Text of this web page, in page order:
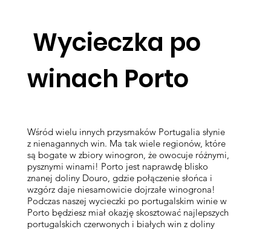
Wycieczka po
winach Porto
Wśród wielu innych przysmaków Portugalia słynie
z nienagannych win. Ma tak wiele regionów, które
są bogate w zbiory winogron, że owocuje różnymi,
pysznymi winami! Porto jest naprawdę blisko
znanej doliny Douro, gdzie połączenie słońca i
wzgórz daje niesamowicie dojrzałe winogrona!
Podczas naszej wycieczki po portugalskim winie w
Porto będziesz miał okazję skosztować najlepszych
portugalskich czerwonych i białych win z doliny